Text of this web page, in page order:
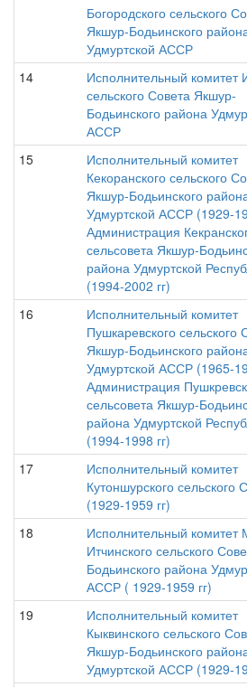
Богородского сельского
Якшур-Бодьинского
Удмуртской АССР
14
Исполнительный комитет
сельского Совета Якшур-
Бодьинского района
АССР
15
Исполнительный комитет
Кекоранского сельского
Якшур-Бодьинского
Удмуртской АССР (1929-
Администрация
сельсовета Якшур-
района Удмуртской
(1994-2002 гг)
16
Исполнительный комитет
Пушкаревского сельского
Якшур-Бодьинского
Удмуртской АССР (1965-
Администрация
сельсовета Якшур-
района Удмуртской
(1994-1998 гг)
17
Исполнительный комитет
Кутоншурского сельского
(1929-1959 гг)
18
Исполнительный комитет
Итчинского сельского
Бодьинского района
АССР ( 1929-1959 гг)
19
Исполнительный комитет
Кыквинского сельского
Якшур-Бодьинского
Удмуртской АССР (1929-